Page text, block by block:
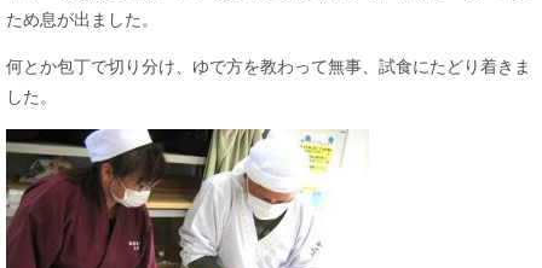
ため息が出ました。
何とか包丁で切り分け、ゆで方を教わって無事、試食にたどり着きま
した。